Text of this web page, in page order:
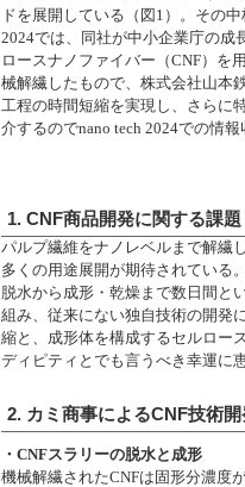
ドを展開している（図1）。その
2024では、同社が中小企業庁の成
ロースナノファイバー（CNF）を
械解繊したもので、株式会社山本
工程の時間短縮を実現し、さらに
介するのでnano tech 2024での情
1. CNF商品開発に関する課題
パルプ繊維をナノレベルまで解繊
多くの用途展開が期待されている
脱水から成形・乾燥まで数日間と
組み、従来にない独自技術の開発
縮と、成形体を構成するセルロー
ディピティとでも言うべき幸運に
2. カミ商事によるCNF技術開
・CNFスラリーの脱水と成形
機械解繊されたCNFは固形分濃度